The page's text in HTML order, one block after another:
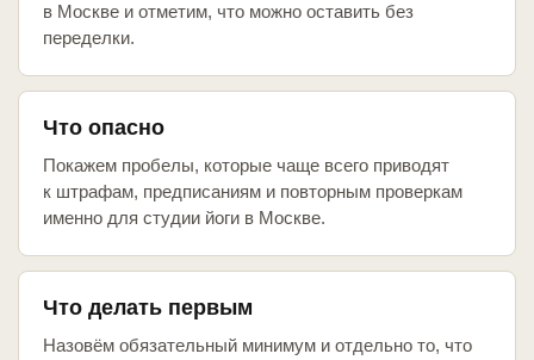
в Москве и отметим, что можно оставить без
переделки.
Что опасно
Покажем пробелы, которые чаще всего приводят
к штрафам, предписаниям и повторным проверкам
именно для студии йоги в Москве.
Что делать первым
Назовём обязательный минимум и отдельно то, что